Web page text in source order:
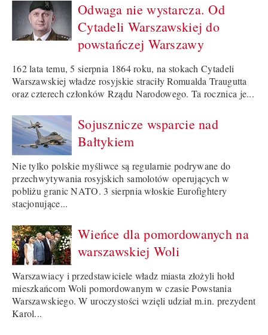
Odwaga nie wystarcza. Od
Cytadeli Warszawskiej do
powstańczej Warszawy
162 lata temu, 5 sierpnia 1864 roku, na stokach Cytadeli
Warszawskiej władze rosyjskie straciły Romualda Traugutta
oraz czterech członków Rządu Narodowego. Ta rocznica je...
Sojusznicze wsparcie nad
Bałtykiem
Nie tylko polskie myśliwce są regularnie podrywane do
przechwytywania rosyjskich samolotów operujących w
pobliżu granic NATO. 3 sierpnia włoskie Eurofightery
stacjonujące...
Wieńce dla pomordowanych na
warszawskiej Woli
Warszawiacy i przedstawiciele władz miasta złożyli hołd
mieszkańcom Woli pomordowanym w czasie Powstania
Warszawskiego. W uroczystości wzięli udział m.in. prezydent
Karol...